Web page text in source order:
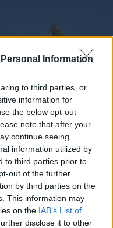
Information
to third parties, or
information for
the below opt-out
note that after your
continue seeing
information utilized by
to third parties prior to
out of the further
by third parties on the
This information may
on the IAB’s List of
disclose it to other